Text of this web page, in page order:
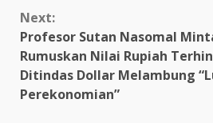
Next:
Profesor Sutan Nasomal
Rumuskan Nilai Rupiah
Ditindas Dollar Melambung
Perekonomian”